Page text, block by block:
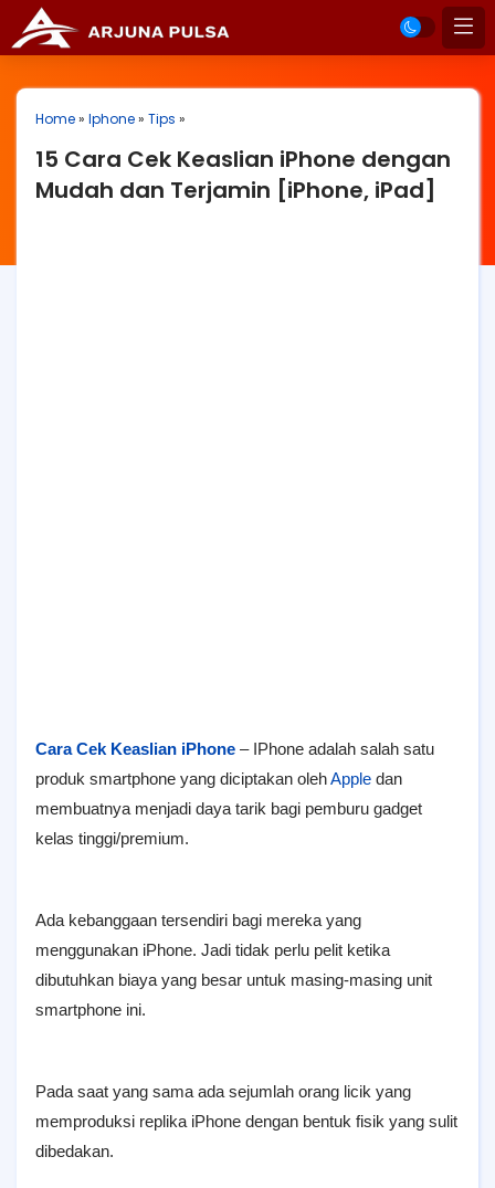
Home» Iphone» Tips »
15 Cara Cek Keaslian iPhone dengan
Mudah dan Terjamin [iPhone, iPad]
Cara Cek Keaslian iPhone – IPhone adalah salah satu
produk smartphone yang diciptakan olehApple dan
membuatnya menjadi daya tarik bagi pemburu gadget
kelas tinggi/premium.
Ada kebanggaan tersendiri bagi mereka yang
menggunakan iPhone. Jadi tidak perlu pelit ketika
dibutuhkan biaya yang besar untuk masing-masing unit
smartphone ini.
Pada saat yang sama ada sejumlah orang licik yang
memproduksi replika iPhone dengan bentuk fisik yang sulit
dibedakan.